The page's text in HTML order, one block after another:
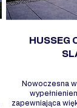
HUSSEG
Nowoczesna
zapewniająca